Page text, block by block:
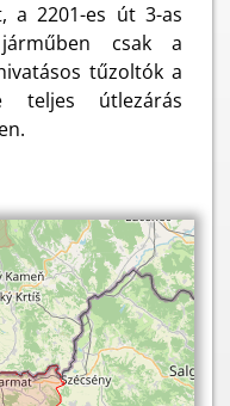
a 2201-es út 3-as
járműben csak a
tűzoltók a
teljes útlezárás